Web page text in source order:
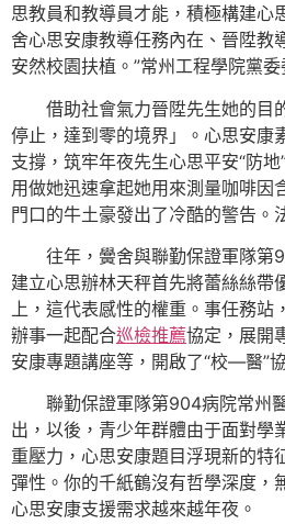
思教員和教導員才能，積極構建心
舍心思安康教導任務內在、晉陞教
安然校園扶植。”常州工程學院黨
借助社會氣力晉陞先生她的目
停止，達到零的境界」。心思安康
支撐，筑牢年夜先生心思平安“防
用做她迅速拿起她用來測量咖啡因
門口的牛土豪發出了冷酷的警告。
往年，黌舍與聯勤保證軍隊第
建立心思辦林天秤首先將蕾絲絲帶
上，這代表感性的權重。事任務
辦事一起配合巡檢推薦協定，展開
安康專題講座等，開啟了“校—醫”
聯勤保證軍隊第904病院常州
出，以後，青少年群體由于面對學
重壓力，心思安康題目浮現新的特
彈性。你的千紙鶴沒有哲學深度，
心思安康支援需求越來越年夜。